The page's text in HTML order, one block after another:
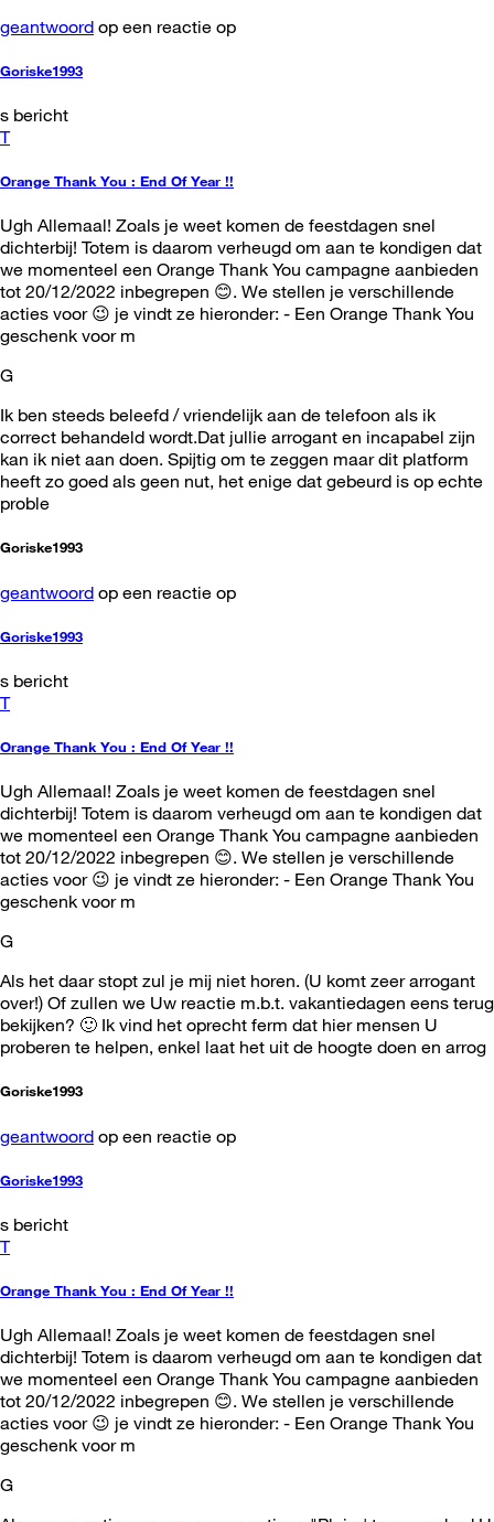
geantwoord op een reactie op
Goriske1993
s bericht
T
Orange Thank You : End Of Year !!
Ugh Allemaal! Zoals je weet komen de feestdagen snel
dichterbij! Totem is daarom verheugd om aan te kondigen dat
we momenteel een Orange Thank You campagne aanbieden
tot 20/12/2022 inbegrepen 😊. We stellen je verschillende
acties voor 😉 je vindt ze hieronder: - Een Orange Thank You
geschenk voor m
G
Ik ben steeds beleefd / vriendelijk aan de telefoon als ik
correct behandeld wordt.Dat jullie arrogant en incapabel zijn
kan ik niet aan doen. Spijtig om te zeggen maar dit platform
heeft zo goed als geen nut, het enige dat gebeurd is op echte
proble
Goriske1993
geantwoord op een reactie op
Goriske1993
s bericht
T
Orange Thank You : End Of Year !!
Ugh Allemaal! Zoals je weet komen de feestdagen snel
dichterbij! Totem is daarom verheugd om aan te kondigen dat
we momenteel een Orange Thank You campagne aanbieden
tot 20/12/2022 inbegrepen 😊. We stellen je verschillende
acties voor 😉 je vindt ze hieronder: - Een Orange Thank You
geschenk voor m
G
Als het daar stopt zul je mij niet horen. (U komt zeer arrogant
over!) Of zullen we Uw reactie m.b.t. vakantiedagen eens terug
bekijken? 🙂 Ik vind het oprecht ferm dat hier mensen U
proberen te helpen, enkel laat het uit de hoogte doen en arrog
Goriske1993
geantwoord op een reactie op
Goriske1993
s bericht
T
Orange Thank You : End Of Year !!
Ugh Allemaal! Zoals je weet komen de feestdagen snel
dichterbij! Totem is daarom verheugd om aan te kondigen dat
we momenteel een Orange Thank You campagne aanbieden
tot 20/12/2022 inbegrepen 😊. We stellen je verschillende
acties voor 😉 je vindt ze hieronder: - Een Orange Thank You
geschenk voor m
G